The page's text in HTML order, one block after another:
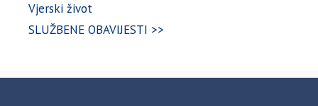
Vjerski život
SLUŽBENE OBAVIJESTI >>